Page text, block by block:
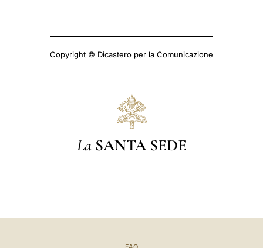
Copyright © Dicastero per la Comunicazione
La SANTA SEDE